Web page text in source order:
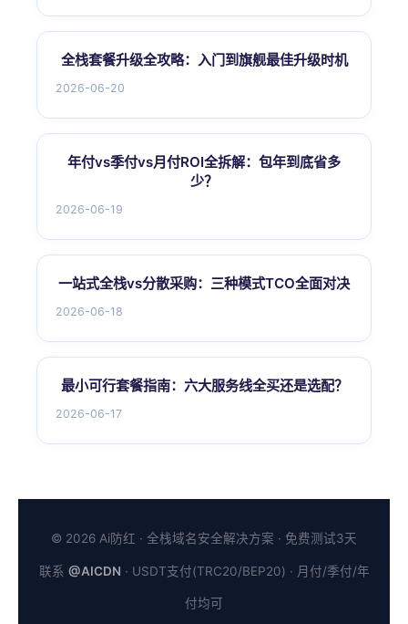
全栈套餐升级全攻略：入门到旗舰最佳升级时机
2026-06-20
年付vs季付vs月付ROI全拆解：包年到底省多
少？
2026-06-19
一站式全栈vs分散采购：三种模式TCO全面对决
2026-06-18
最小可行套餐指南：六大服务线全买还是选配？
2026-06-17
© 2026 Ai防红 · 全栈域名安全解决方案 · 免费测试3天
联系 @AICDN · USDT支付(TRC20/BEP20) · 月付/季付/年
付均可